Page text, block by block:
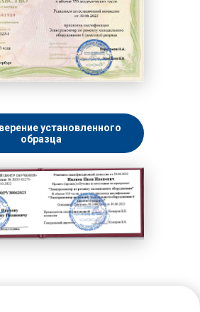
установленного
образца